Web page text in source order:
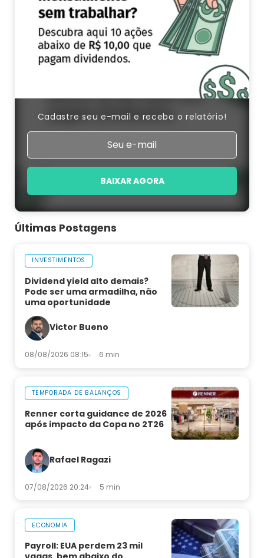
Cadastre seu e-mail e receba o relatório!
BAIXAR AGORA
Últimas Postagens
INVESTIMENTOS
Dividend yield alto demais?
Pode ser uma armadilha, não
uma oportunidade
Victor Bueno
08/08/2026 08:15 6 min
TEMPORADA DE BALANÇOS
Renner corta guidance de 2026
após impacto da Copa no 2T26
Rafael Ragazi
07/08/2026 20:24 5 min
ECONOMIA
Payroll: EUA perdem 23 mil